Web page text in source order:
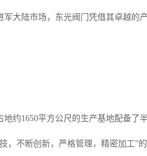
军大陆市场，东光阀门凭借其卓越
约1650平方公尺的生产基地配备了
，不断创新，严格管理，精密加工”